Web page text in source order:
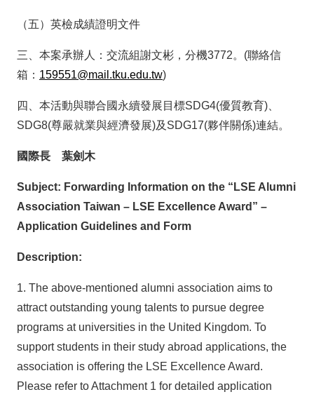
（五）英檢成績證明文件
三、本案承辦人：交流組謝文彬，分機3772。(聯絡信
箱： 159551@mail.tku.edu.tw)
四、本活動與聯合國永續發展目標SDG4(優質教育)、
SDG8(尊嚴就業與經濟發展)及SDG17(夥伴關係)連結。
國際長 葉劍木
Subject: Forwarding Information on the “LSE Alumni
Association Taiwan – LSE Excellence Award” –
Application Guidelines and Form
Description:
1. The above-mentioned alumni association aims to
attract outstanding young talents to pursue degree
programs at universities in the United Kingdom. To
support students in their study abroad applications, the
association is offering the LSE Excellence Award.
Please refer to Attachment 1 for detailed application